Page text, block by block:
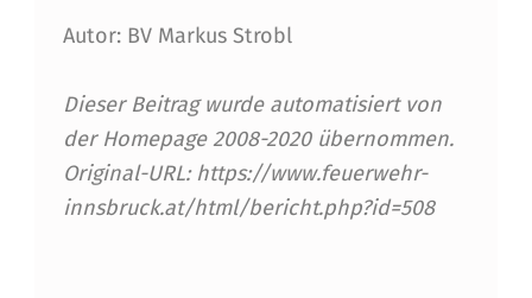
Autor: BV Markus Strobl
Dieser Beitrag wurde automatisiert von
der Homepage 2008-2020 übernommen.
Original-URL: https://www.feuerwehr-
innsbruck.at/html/bericht.php?id=508